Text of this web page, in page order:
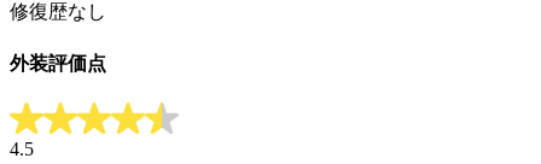
修復歴なし
外装評価点
4.5